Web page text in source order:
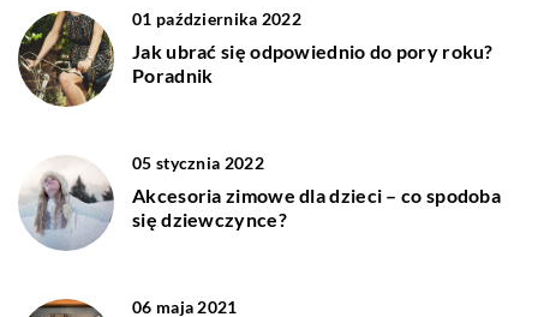
01 października 2022
Jak ubrać się odpowiednio do pory roku?
Poradnik
05 stycznia 2022
Akcesoria zimowe dla dzieci – co spodoba
się dziewczynce?
06 maja 2021